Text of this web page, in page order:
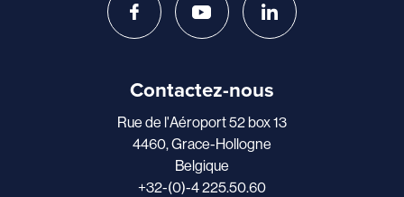
Contactez-nous
Rue de l'Aéroport 52 box 13
4460, Grace-Hollogne
Belgique
+32-(0)-4 225.50.60